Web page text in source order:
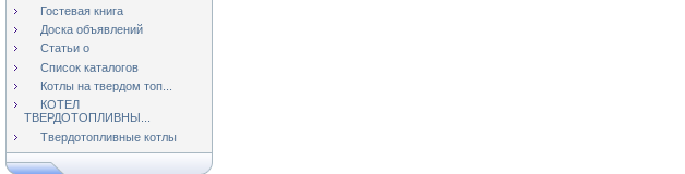
Гостевая книга
Доска объявлений
Статьи о
Список каталогов
Котлы на твердом топ...
КОТЕЛ
ТВЕРДОТОПЛИВНЫ...
Твердотопливные котлы